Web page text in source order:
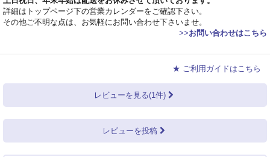
詳細はトップページ下の営業カレンダーをご確認下さい。
その他ご不明な点は、お気軽にお問い合わせ下さいませ。
>>お問い合わせはこちら
★ ご利用ガイドはこちら
レビューを見る(1件)
レビューを投稿